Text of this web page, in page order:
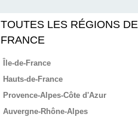
TOUTES LES RÉGIONS DE
FRANCE
Île-de-France
Hauts-de-France
Provence-Alpes-Côte d'Azur
Auvergne-Rhône-Alpes